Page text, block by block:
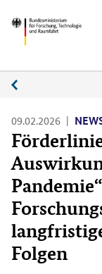
zum
(Eingabetaste)
zum
(Eingabetaste)
zur
(Eingabetaste)
BMFTR
09.02.2026
Folgen